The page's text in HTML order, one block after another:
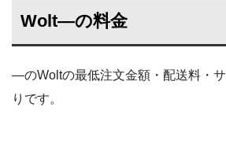
Wolt―の料金
―のWoltの最低注文金額・配送料・
りです。